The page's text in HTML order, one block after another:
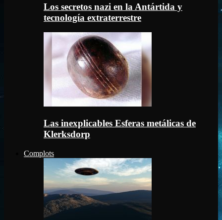
Los secretos nazi en la Antártida y
tecnología extraterrestre
Las inexplicables Esferas metálicas de
Klerksdorp
Complots